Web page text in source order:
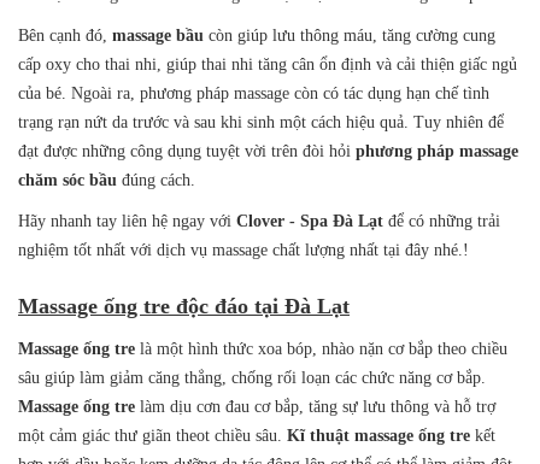
Bên cạnh đó, massage bầu còn giúp lưu thông máu, tăng cường cung
cấp oxy cho thai nhi, giúp thai nhi tăng cân ổn định và cải thiện giấc ngủ
của bé. Ngoài ra, phương pháp massage còn có tác dụng hạn chế tình
trạng rạn nứt da trước và sau khi sinh một cách hiệu quả. Tuy nhiên để
đạt được những công dụng tuyệt vời trên đòi hỏi phương pháp massage
chăm sóc bầu đúng cách.
Hãy nhanh tay liên hệ ngay với Clover - Spa Đà Lạt để có những trải
nghiệm tốt nhất với dịch vụ massage chất lượng nhất tại đây nhé.!
Massage ống tre độc đáo tại Đà Lạt
Massage ống tre là một hình thức xoa bóp, nhào nặn cơ bắp theo chiều
sâu giúp làm giảm căng thẳng, chống rối loạn các chức năng cơ bắp.
Massage ống tre làm dịu cơn đau cơ bắp, tăng sự lưu thông và hỗ trợ
một cảm giác thư giãn theot chiều sâu. Kĩ thuật massage ống tre kết